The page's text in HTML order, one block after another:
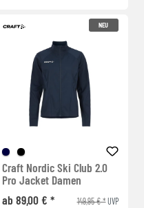
NEU
Craft Nordic Ski Club 2.0
Pro Jacket Damen
ab 89,00 € *
149,95 € *UVP